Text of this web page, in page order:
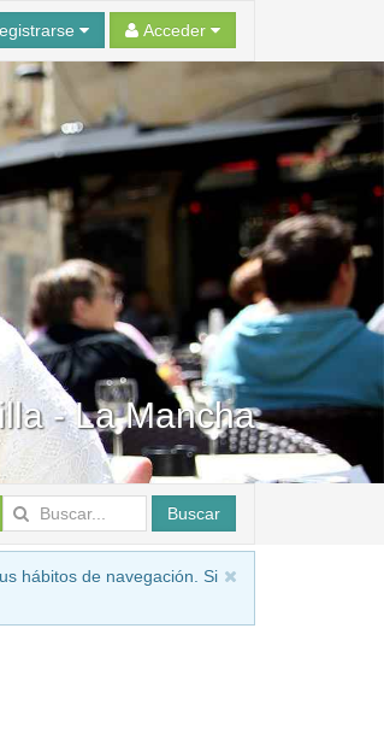
Acceder
- La Mancha
Buscar
hábitos de navegación. Si